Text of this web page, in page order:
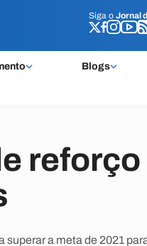
Siga o Jornal
Blogs
Siga o Jornal
reforço
superar a meta de 2021